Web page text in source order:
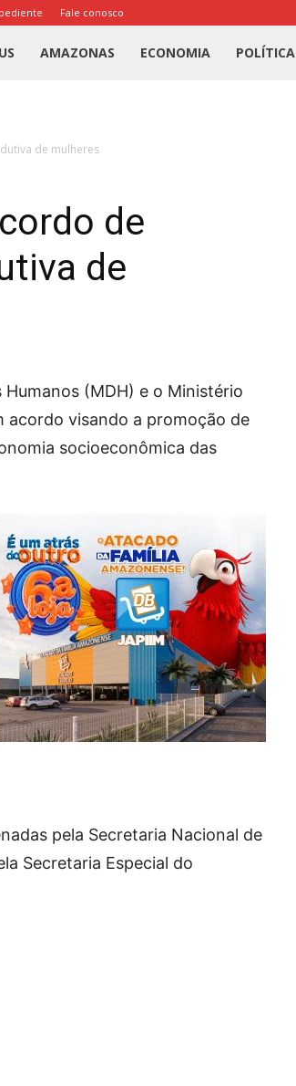
Fale conosco
AMAZONAS ECONOMIA POLÍTICA
de mulheres
de
de
(MDH) e o Ministério
acordo visando a promoção de
socioeconômica das
pela Secretaria Nacional de
Secretaria Especial do